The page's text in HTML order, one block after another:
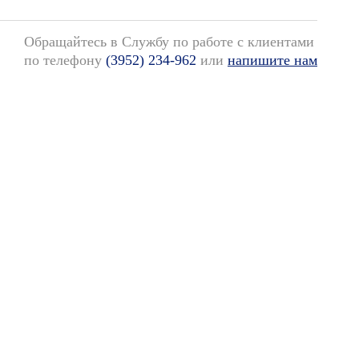
Обращайтесь в Службу по работе с клиентами
по телефону (3952) 234-962 или напишите нам